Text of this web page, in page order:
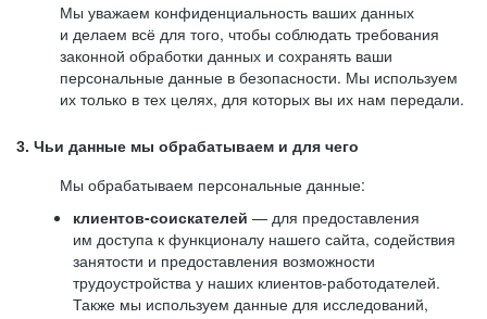
Мы уважаем конфиденциальность ваших данных
и делаем всё для того, чтобы соблюдать требования
законной обработки данных и сохранять ваши
персональные данные в безопасности. Мы используем
их только в тех целях, для которых вы их нам передали.
3. Чьи данные мы обрабатываем и для чего
Мы обрабатываем персональные данные:
клиентов-соискателей — для предоставления
им доступа к функционалу нашего сайта, содействия
занятости и предоставления возможности
трудоустройства у наших клиентов-работодателей.
Также мы используем данные для исследований,